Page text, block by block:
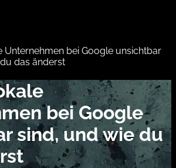
Unternehmen bei Google unsichtbar
das änderst
bei Google
sind, und wie du